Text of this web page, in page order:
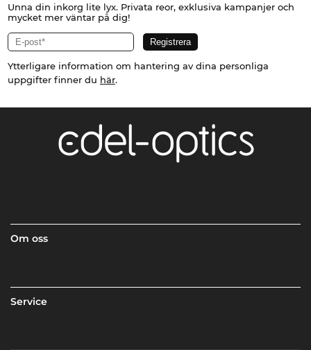
Unna din inkorg lite lyx. Privata reor, exklusiva kampanjer och
mycket mer väntar på dig!
Ytterligare information om hantering av dina personliga
uppgifter finner du här.
Om oss
Service